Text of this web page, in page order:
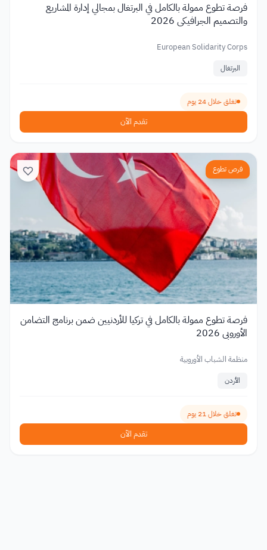
فرصة تطوع ممولة بالكامل في البرتغال بمجالي إدارة المشاريع
والتصميم الجرافيكي 2026
European Solidarity Corps
البرتغال
تغلق خلال 24 يوم
تقدم الآن
فرص تطوع
فرصة تطوع ممولة بالكامل في تركيا للأردنيين ضمن برنامج التضامن
الأوروبي 2026
منظمة الشباب الأوروبية
الأردن
تغلق خلال 21 يوم
تقدم الآن